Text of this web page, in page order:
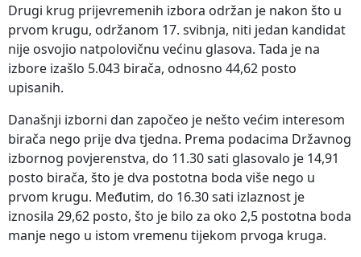
Drugi krug prijevremenih izbora održan je nakon što u
prvom krugu, održanom 17. svibnja, niti jedan kandidat
nije osvojio natpolovičnu većinu glasova. Tada je na
izbore izašlo 5.043 birača, odnosno 44,62 posto
upisanih.
Današnji izborni dan započeo je nešto većim interesom
birača nego prije dva tjedna. Prema podacima Državnog
izbornog povjerenstva, do 11.30 sati glasovalo je 14,91
posto birača, što je dva postotna boda više nego u
prvom krugu. Međutim, do 16.30 sati izlaznost je
iznosila 29,62 posto, što je bilo za oko 2,5 postotna boda
manje nego u istom vremenu tijekom prvoga kruga.